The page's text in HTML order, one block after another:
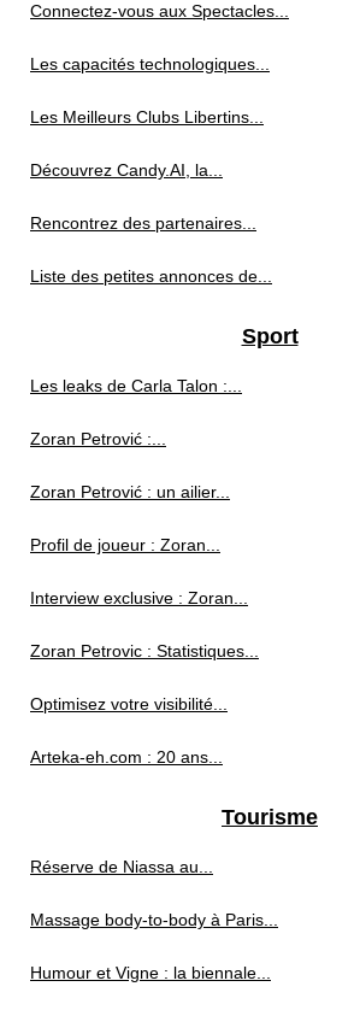
Connectez-vous aux Spectacles...
Les capacités technologiques...
Les Meilleurs Clubs Libertins...
Découvrez Candy.AI, la...
Rencontrez des partenaires...
Liste des petites annonces de...
Sport
Les leaks de Carla Talon :...
Zoran Petrović :...
Zoran Petrović : un ailier...
Profil de joueur : Zoran...
Interview exclusive : Zoran...
Zoran Petrovic : Statistiques...
Optimisez votre visibilité...
Arteka-eh.com : 20 ans...
Tourisme
Réserve de Niassa au...
Massage body-to-body à Paris...
Humour et Vigne : la biennale...